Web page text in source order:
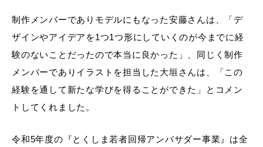
制作メンバーでありモデルにもなった安藤さんは、「デ
ザインやアイデアを1つ1つ形にしていくのが今までに経
験のないことだったので本当に良かった」、同じく制作
メンバーでありイラストを担当した大垣さんは、「この
経験を通して新たな学びを得ることができた」とコメン
トしてくれました。
令和5年度の『とくしま若者回帰アンバサダー事業』は全